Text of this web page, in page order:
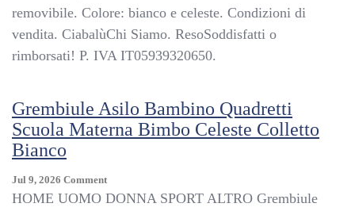
Child
Kindergarten
Plaid
Collar
White
removibile. Colore: bianco e celeste. Condizioni di
vendita. CiabalùChi Siamo. ResoSoddisfatti o
rimborsati! P. IVA IT05939320650.
Grembiule Asilo Bambino Quadretti
Scuola Materna Bimbo Celeste Colletto
Bianco
Jul 9, 2026 CommentOn
Grembiule
HOME UOMO DONNA SPORT ALTRO Grembiule